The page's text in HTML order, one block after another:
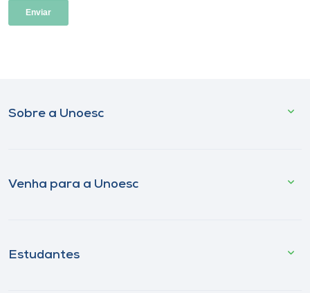
Sobre a Unoesc
Venha para a Unoesc
Estudantes